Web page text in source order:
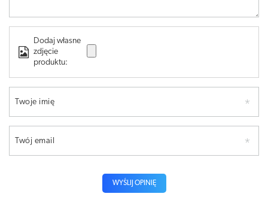
Dodaj własne
zdjęcie
produktu:
Twoje imię
Twój email
WYŚLIJ OPINIĘ